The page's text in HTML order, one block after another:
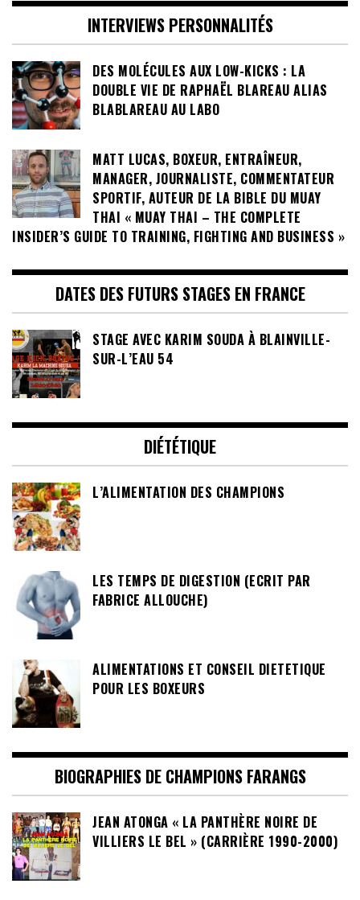
INTERVIEWS PERSONNALITÉS
DES MOLÉCULES AUX LOW-KICKS : LA
DOUBLE VIE DE RAPHAËL BLAREAU ALIAS
BLABLAREAU AU LABO
MATT LUCAS, BOXEUR, ENTRAÎNEUR,
MANAGER, JOURNALISTE, COMMENTATEUR
SPORTIF, AUTEUR DE LA BIBLE DU MUAY
THAI « MUAY THAI – THE COMPLETE
INSIDER’S GUIDE TO TRAINING, FIGHTING AND BUSINESS »
DATES DES FUTURS STAGES EN FRANCE
STAGE AVEC KARIM SOUDA À BLAINVILLE-
SUR-L’EAU 54
DIÉTÉTIQUE
L’ALIMENTATION DES CHAMPIONS
LES TEMPS DE DIGESTION (ECRIT PAR
FABRICE ALLOUCHE)
ALIMENTATIONS ET CONSEIL DIETETIQUE
POUR LES BOXEURS
BIOGRAPHIES DE CHAMPIONS FARANGS
JEAN ATONGA « LA PANTHÈRE NOIRE DE
VILLIERS LE BEL » (CARRIÈRE 1990-2000)